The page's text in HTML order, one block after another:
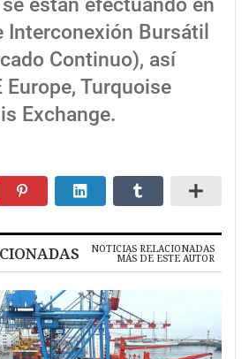
están efectuando en
Interconexión Bursátil
Continuo), así
Europe, Turquoise
Exchange.
NOTICIAS RELACIONADAS
MÁS DE ESTE AUTOR